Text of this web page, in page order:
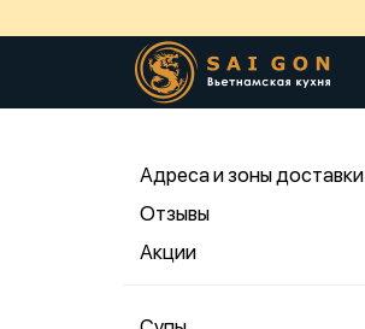
Адреса и зоны доставки
Отзывы
Акции